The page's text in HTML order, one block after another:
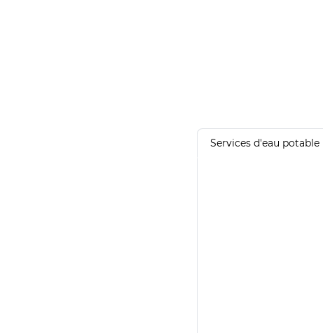
Services d'eau potable